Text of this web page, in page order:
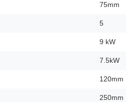
75mm
5
9 kW
7.5kW
120mm
250mm